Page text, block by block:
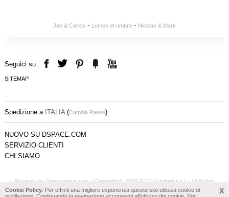
X
Cookie Policy . Per offrirti una migliore esperienza questo sito utilizza cookie di
Jan & Carlos - Lumen et umbra- Nicolas & Mark
Seguici su
SITEMAP
Spedizione a ITALIA (Cambia Paese)
NUOVO SU DSPACE.COM
SERVIZIO CLIENTI
CHI SIAMO
Powered by Dressspace.com - Copyright © 2007-2026 Vulpinari s.r.l. - All Rights
Reserved - P.Iva 00749610408